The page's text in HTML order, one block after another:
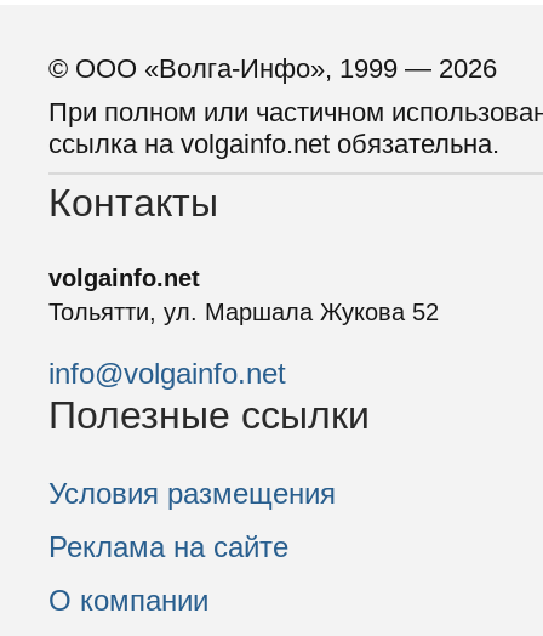
© ООО «Волга-Инфо», 1999 — 2026
При полном или частичном
ссылка на volgainfo.net обязательна.
Контакты
volgainfo.net
Тольятти, ул. Маршала Жукова 52
info@volgainfo.net
Полезные ссылки
Условия размещения
Реклама на сайте
О компании